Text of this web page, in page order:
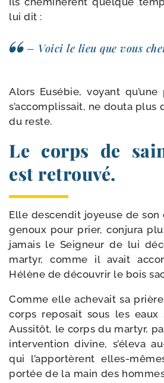
lui dit :
– Voici le lieu que vous
Alors Eusébie, voyant
s’accomplis­sait, ne dou­ta plus
du reste.
Le corps de
est retrouvé.
Elle des­cen­dit joyeuse de son
genoux pour prier, conju­ra
jamais le Seigneur de lui
mar­tyr, comme il avait
Hélène de décou­vrir le bois
Comme elle ache­vait sa
corps repo­sait sous les
Aussitôt, le corps du mar­tyr,
inter­ven­tion divine, s’éleva
qui l’apportèrent elles-​
por­tée de la main des